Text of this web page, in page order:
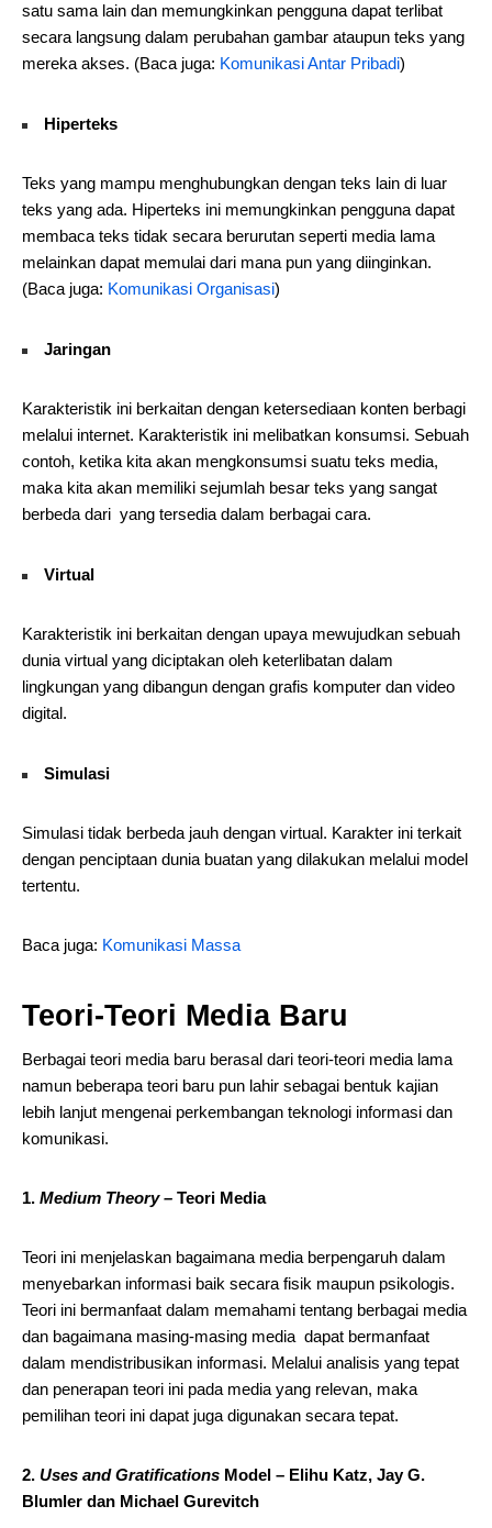
satu sama lain dan memungkinkan pengguna dapat terlibat
secara langsung dalam perubahan gambar ataupun teks yang
mereka akses. (Baca juga: Komunikasi Antar Pribadi)
Hiperteks
Teks yang mampu menghubungkan dengan teks lain di luar
teks yang ada. Hiperteks ini memungkinkan pengguna dapat
membaca teks tidak secara berurutan seperti media lama
melainkan dapat memulai dari mana pun yang diinginkan.
(Baca juga: Komunikasi Organisasi)
Jaringan
Karakteristik ini berkaitan dengan ketersediaan konten berbagi
melalui internet. Karakteristik ini melibatkan konsumsi. Sebuah
contoh, ketika kita akan mengkonsumsi suatu teks media,
maka kita akan memiliki sejumlah besar teks yang sangat
berbeda dari yang tersedia dalam berbagai cara.
Virtual
Karakteristik ini berkaitan dengan upaya mewujudkan sebuah
dunia virtual yang diciptakan oleh keterlibatan dalam
lingkungan yang dibangun dengan grafis komputer dan video
digital.
Simulasi
Simulasi tidak berbeda jauh dengan virtual. Karakter ini terkait
dengan penciptaan dunia buatan yang dilakukan melalui model
tertentu.
Baca juga: Komunikasi Massa
Teori-Teori Media Baru
Berbagai teori media baru berasal dari teori-teori media lama
namun beberapa teori baru pun lahir sebagai bentuk kajian
lebih lanjut mengenai perkembangan teknologi informasi dan
komunikasi.
1. Medium Theory – Teori Media
Teori ini menjelaskan bagaimana media berpengaruh dalam
menyebarkan informasi baik secara fisik maupun psikologis.
Teori ini bermanfaat dalam memahami tentang berbagai media
dan bagaimana masing-masing media dapat bermanfaat
dalam mendistribusikan informasi. Melalui analisis yang tepat
dan penerapan teori ini pada media yang relevan, maka
pemilihan teori ini dapat juga digunakan secara tepat.
2. Uses and Gratifications Model – Elihu Katz, Jay G.
Blumler dan Michael Gurevitch